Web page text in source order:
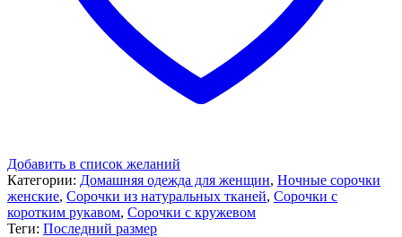
Добавить в список желаний
Категории: Домашняя одежда для женщин, Ночные сорочки
женские, Сорочки из натуральных тканей, Сорочки с
коротким рукавом, Сорочки с кружевом
Теги: Последний размер